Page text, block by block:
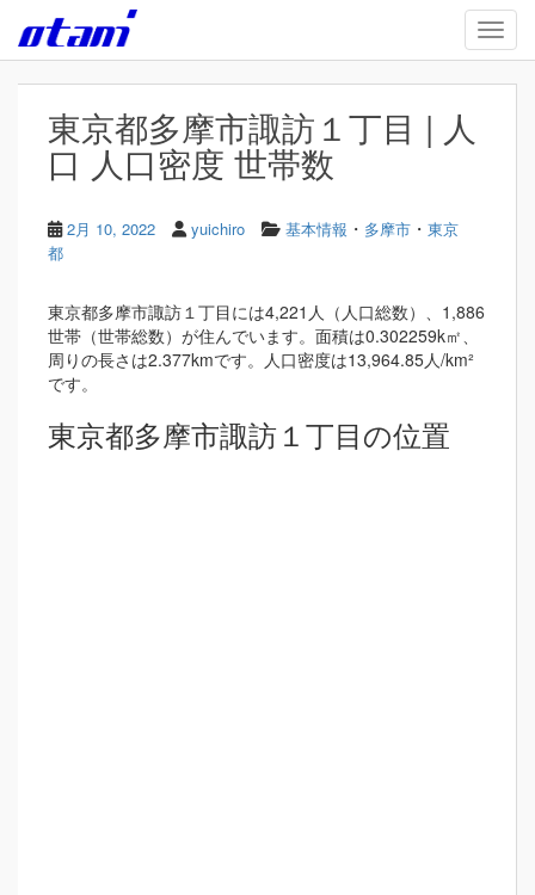
Skip to main content
東京都多摩市諏訪１丁目 | 人
口 人口密度 世帯数
2月 10, 2022 yuichiro 基本情報 ・ 多摩市 ・ 東京
都
東京都多摩市諏訪１丁目には4,221人（人口総数）、1,886
世帯（世帯総数）が住んでいます。面積は0.302259k㎡、
周りの長さは2.377kmです。人口密度は13,964.85人/km²
です。
東京都多摩市諏訪１丁目の位置